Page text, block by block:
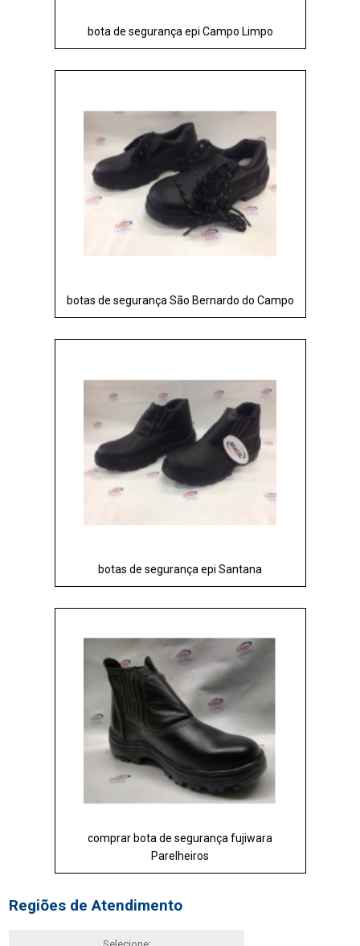
bota de segurança epi Campo Limpo
botas de segurança São Bernardo do Campo
botas de segurança epi Santana
comprar bota de segurança fujiwara
Parelheiros
Regiões de Atendimento